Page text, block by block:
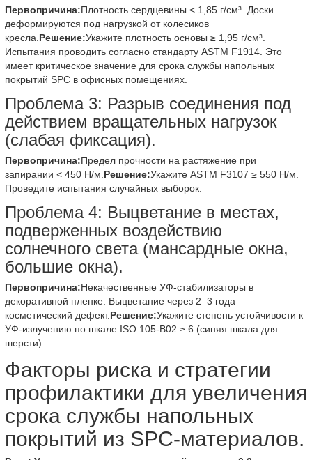
Первопричина:Плотность сердцевины < 1,85 г/см³. Доски
деформируются под нагрузкой от колесиков
кресла. Решение:Укажите плотность основы ≥ 1,95 г/см³.
Испытания проводить согласно стандарту ASTM F1914. Это
имеет критическое значение для срока службы напольных
покрытий SPC в офисных помещениях.
Проблема 3: Разрыв соединения под
действием вращательных нагрузок
(слабая фиксация).
Первопричина:Предел прочности на растяжение при
запирании < 450 Н/м. Решение:Укажите ASTM F3107 ≥ 550 Н/м.
Проведите испытания случайных выборок.
Проблема 4: Выцветание в местах,
подверженных воздействию
солнечного света (мансардные окна,
большие окна).
Первопричина:Некачественные УФ-стабилизаторы в
декоративной пленке. Выцветание через 2–3 года —
косметический дефект.Решение:Укажите степень устойчивости к
УФ-излучению по шкале ISO 105-B02 ≥ 6 (синяя шкала для
шерсти).
Факторы риска и стратегии
профилактики для увеличения
срока службы напольных
покрытий из SPC-материалов.